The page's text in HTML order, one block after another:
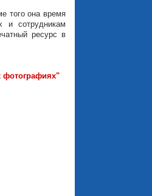
того она время
и сотрудникам
ресурс в
фотографиях"